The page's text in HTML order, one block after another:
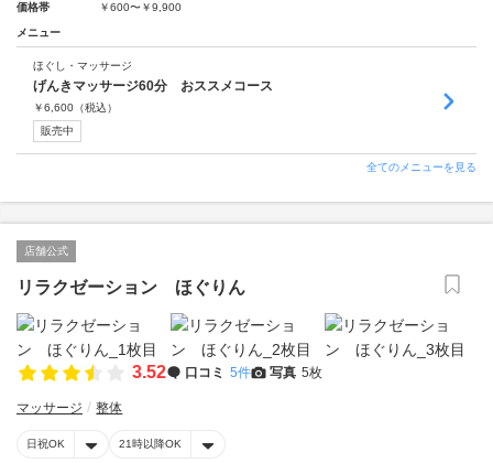
価格帯
￥600〜￥9,900
メニュー
ほぐし・マッサージ
げんきマッサージ60分 おススメコース
￥6,600 （税込）
販売中
全てのメニューを見る
店舗公式
リラクゼーション ほぐりん
3.52 口コミ 5件 写真 5枚
マッサージ 整体
日祝OK 21時以降OK